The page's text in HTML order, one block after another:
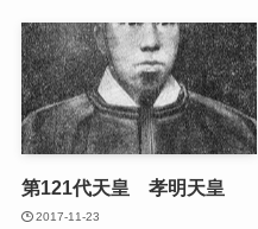
第121代天皇 孝明天皇
2017-11-23